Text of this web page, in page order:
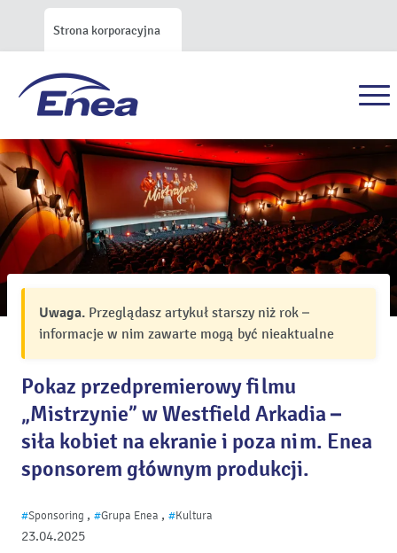
Strona korporacyjna
Uwaga. Przeglądasz artykuł starszy niż rok –
informacje w nim zawarte mogą być nieaktualne
Pokaz przedpremierowy filmu
„Mistrzynie” w Westfield Arkadia –
siła kobiet na ekranie i poza nim. Enea
sponsorem głównym produkcji.
23.04.2025
#Sponsoring , #Grupa Enea , #Kultura